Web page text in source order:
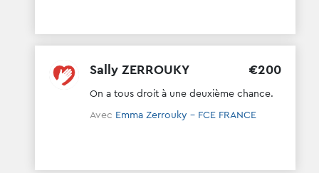
Sally ZERROUKY €200
On a tous droit à une deuxième chance.
Avec Emma Zerrouky - FCE FRANCE